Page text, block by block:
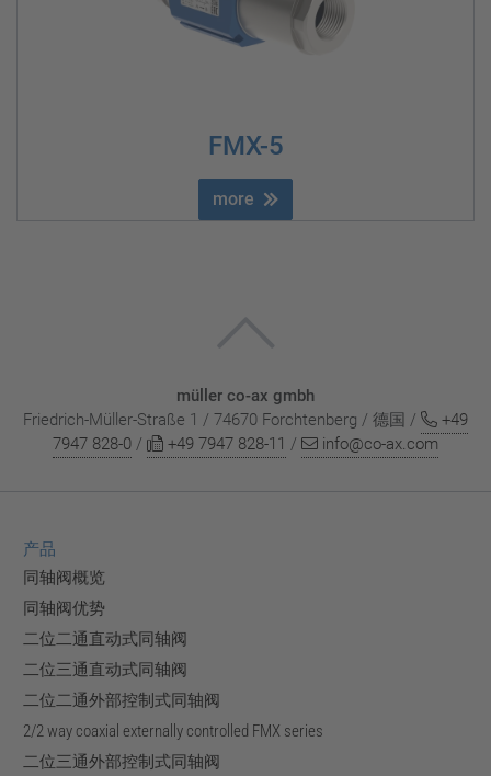
FMX-5
more
müller co-ax gmbh
Friedrich-Müller-Straße 1 / 74670 Forchtenberg / 德国 /
+49
7947 828-0 / +49 7947 828-11 / info@co-ax.com
产品
同轴阀概览
同轴阀优势
二位二通直动式同轴阀
二位三通直动式同轴阀
二位二通外部控制式同轴阀
2/2 way coaxial externally controlled FMX series
二位三通外部控制式同轴阀